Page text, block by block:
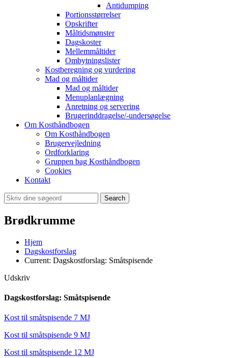
Antidumping
Portionsstørrelser
Opskrifter
Måltidsmønster
Dagskoster
Mellemmåltider
Ombytningslister
Kostberegning og vurdering
Mad og måltider
Mad og måltider
Menuplanlægning
Anretning og servering
Brugerinddragelse/-undersøgelse
Om Kosthåndbogen
Om Kosthåndbogen
Brugervejledning
Ordforklaring
Gruppen bag Kosthåndbogen
Cookies
Kontakt
Search
Brødkrumme
Hjem
Dagskostforslag
Current: Dagskostforslag: Småtspisende
Udskriv
Dagskostforslag: Småtspisende
Kost til småtspisende 7 MJ
Kost til småtspisende 9 MJ
Kost til småtspisende 12 MJ